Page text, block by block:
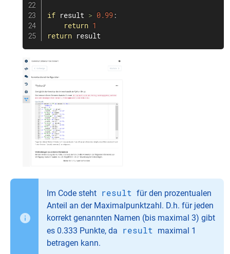
if result > 0.99 :
return 1
return result
Im Code steht result für den prozentualen
Anteil an der Maximalpunktzahl. D.h. für jeden
korrekt genannten Namen (bis maximal 3) gibt
es 0.333 Punkte, da
result maximal 1
betragen kann.